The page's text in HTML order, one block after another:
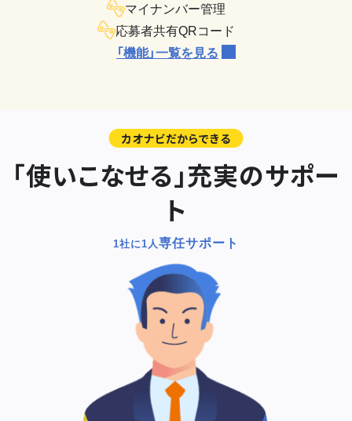
マイナンバー管理
応募者共有QRコード
「機能」一覧を見る
カオナビだからできる
「使いこなせる」充実のサポー
ト
1社に1人専任サポート